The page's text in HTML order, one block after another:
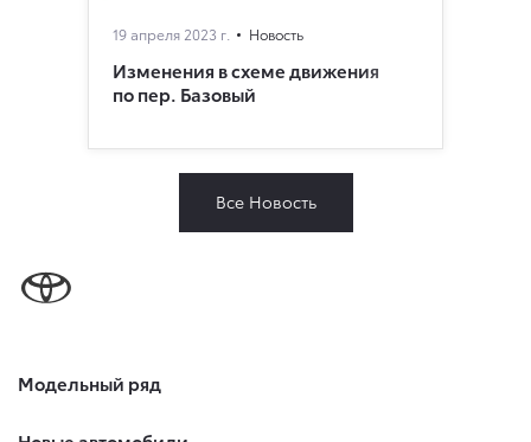
19 апреля 2023 г. Новость
Изменения в схеме движения
по пер. Базовый
Все Новость
Модельный ряд